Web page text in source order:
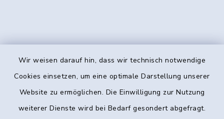
Wir weisen darauf hin, dass wir technisch notwendige
Cookies einsetzen, um eine optimale Darstellung unserer
Website zu ermöglichen. Die Einwilligung zur Nutzung
weiterer Dienste wird bei Bedarf gesondert abgefragt.
Kontakt